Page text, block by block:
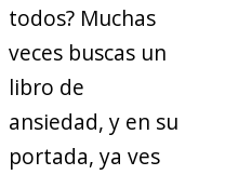
todos? Muchas
veces buscas un
libro de
ansiedad, y en su
portada, ya ves